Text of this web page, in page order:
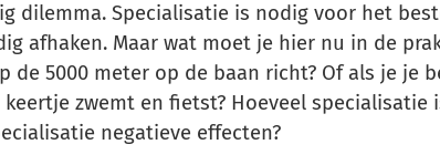
dilemma. Specialisatie is nodig voor het
afhaken. Maar wat moet je hier nu in de
de 5000 meter op de baan richt? Of als je je
keertje zwemt en fietst? Hoeveel
negatieve effecten?